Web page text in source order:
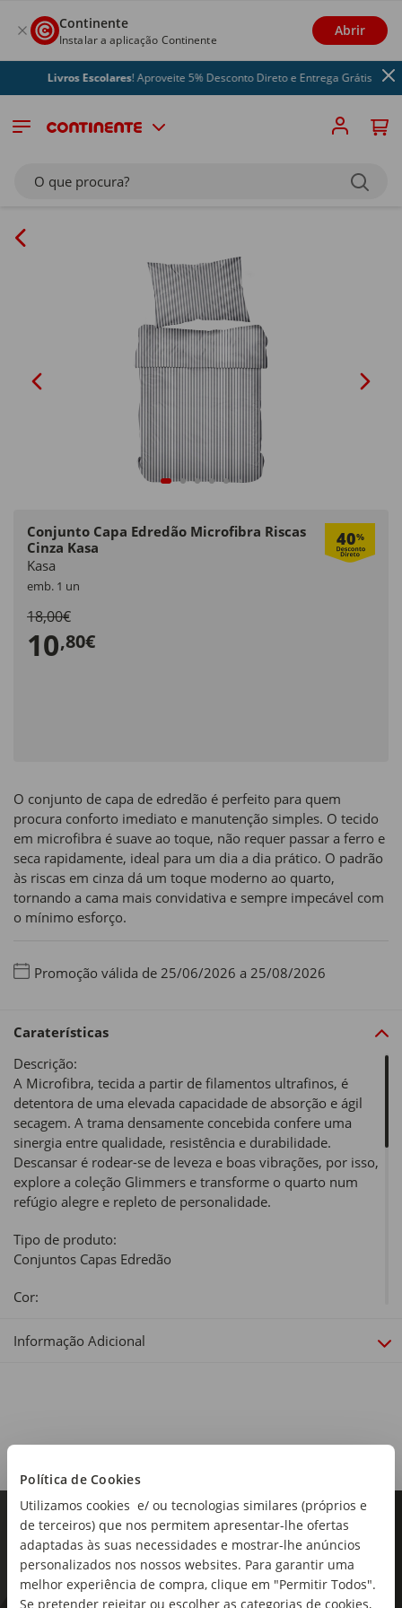
Política de Cookies
Utilizamos cookies e/ ou tecnologias similares (próprios e
de terceiros) que nos permitem apresentar-lhe ofertas
adaptadas às suas necessidades e mostrar-lhe anúncios
personalizados nos nossos websites. Para garantir uma
melhor experiência de compra, clique em "Permitir Todos".
Se pretender rejeitar ou escolher as categorias de cookies,
Continente
Instalar a aplicação Continente
Abrir
Livros Escolares! Aproveite 5% Desconto Direto e Entrega Grátis
O que procura?
Conjunto Capa Edredão Microfibra Riscas
Cinza Kasa
40%
Kasa
emb. 1 un
18,00€
10,80€
O conjunto de capa de edredão é perfeito para quem
procura conforto imediato e manutenção simples. O tecido
em microfibra é suave ao toque, não requer passar a ferro e
seca rapidamente, ideal para um dia a dia prático. O padrão
às riscas em cinza dá um toque moderno ao quarto,
tornando a cama mais convidativa e sempre impecável com
o mínimo esforço.
Promoção válida de 25/06/2026 a 25/08/2026
Caraterísticas
Descrição:
A Microfibra, tecida a partir de filamentos ultrafinos, é
detentora de uma elevada capacidade de absorção e ágil
secagem. A trama densamente concebida confere uma
sinergia entre qualidade, resistência e durabilidade.
Descansar é rodear-se de leveza e boas vibrações, por isso,
explore a coleção Glimmers e transforme o quarto num
refúgio alegre e repleto de personalidade.
Tipo de produto:
Conjuntos Capas Edredão
Cor:
72 g/m2
Dimensões:
Comprimento x Largura: 220 x 160 cm (Capa Edredão) e 70
x 50 cm (Fronha)
Linha:
Informação Adicional